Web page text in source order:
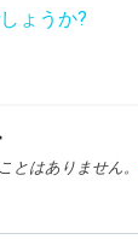
ょうか?
とはありません。